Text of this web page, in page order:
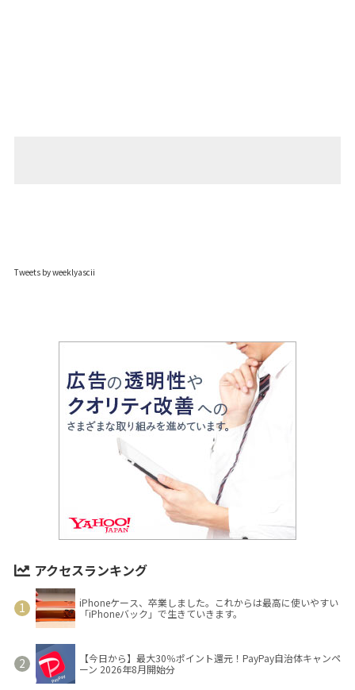
Tweets by weeklyascii
アクセスランキング
iPhoneケース、卒業しました。これからは最高に使いやすい
「iPhoneバック」で生きていきます。
【今日から】最大30％ポイント還元！PayPay自治体キャンペ
ーン 2026年8月開始分